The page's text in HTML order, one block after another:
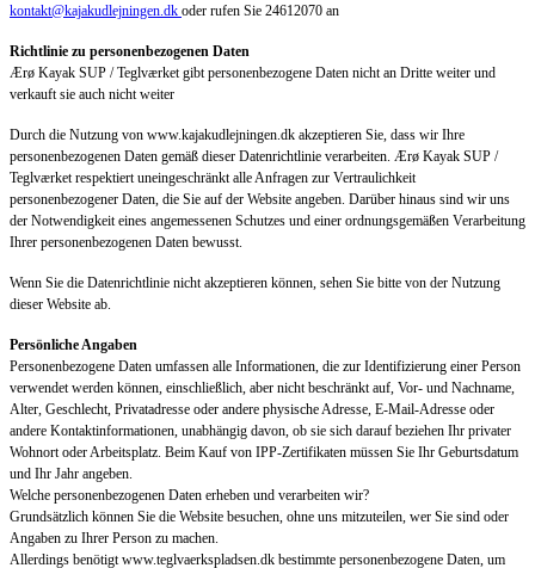
kontakt@kajakudlejningen.dk oder rufen Sie 24612070 an
Richtlinie zu personenbezogenen Daten
Ærø Kayak SUP / Teglværket gibt personenbezogene Daten nicht an Dritte weiter und
verkauft sie auch nicht weiter
Durch die Nutzung von www.kajakudlejningen.dk akzeptieren Sie, dass wir Ihre
personenbezogenen Daten gemäß dieser Datenrichtlinie verarbeiten. Ærø Kayak SUP /
Teglværket respektiert uneingeschränkt alle Anfragen zur Vertraulichkeit
personenbezogener Daten, die Sie auf der Website angeben. Darüber hinaus sind wir uns
der Notwendigkeit eines angemessenen Schutzes und einer ordnungsgemäßen Verarbeitung
Ihrer personenbezogenen Daten bewusst.
Wenn Sie die Datenrichtlinie nicht akzeptieren können, sehen Sie bitte von der Nutzung
dieser Website ab.
Persönliche Angaben
Personenbezogene Daten umfassen alle Informationen, die zur Identifizierung einer Person
verwendet werden können, einschließlich, aber nicht beschränkt auf, Vor- und Nachname,
Alter, Geschlecht, Privatadresse oder andere physische Adresse, E-Mail-Adresse oder
andere Kontaktinformationen, unabhängig davon, ob sie sich darauf beziehen Ihr privater
Wohnort oder Arbeitsplatz. Beim Kauf von IPP-Zertifikaten müssen Sie Ihr Geburtsdatum
und Ihr Jahr angeben.
Welche personenbezogenen Daten erheben und verarbeiten wir?
Grundsätzlich können Sie die Website besuchen, ohne uns mitzuteilen, wer Sie sind oder
Angaben zu Ihrer Person zu machen.
Allerdings benötigt www.teglvaerkspladsen.dk bestimmte personenbezogene Daten, um